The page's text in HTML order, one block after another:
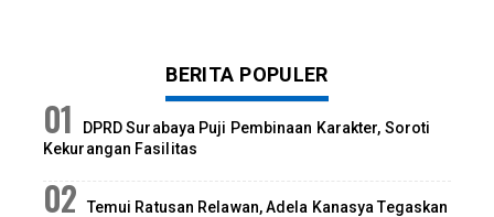
BERITA POPULER
DPRD Surabaya Puji Pembinaan Karakter, Soroti
Kekurangan Fasilitas
Temui Ratusan Relawan, Adela Kanasya Tegaskan